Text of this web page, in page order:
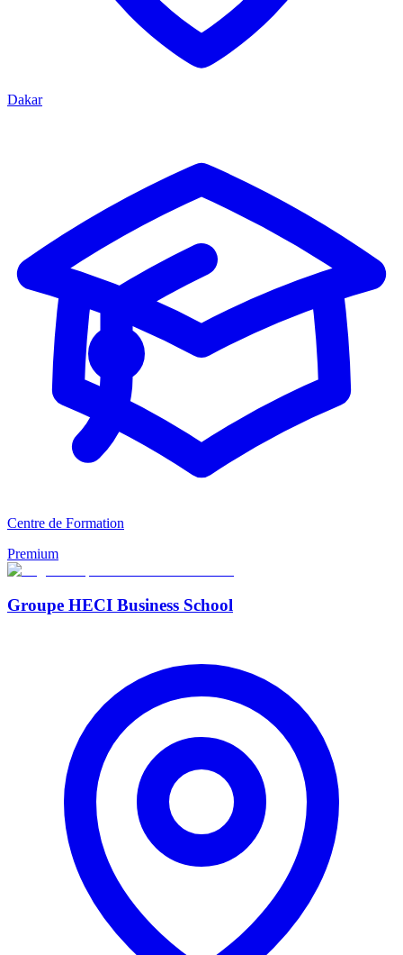
Dakar
Centre de Formation
Premium
Groupe HECI Business School